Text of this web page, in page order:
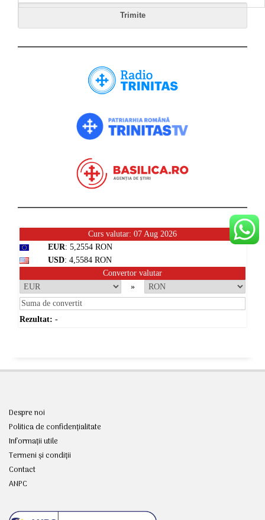
Curs valutar: 07 Aug 2026
EUR: 5,2554 RON
USD: 4,5584 RON
Convertor valutar
»
Rezultat: -
Despre noi
Politica de confidențialitate
Informații utile
Termeni și condiții
Contact
ANPC